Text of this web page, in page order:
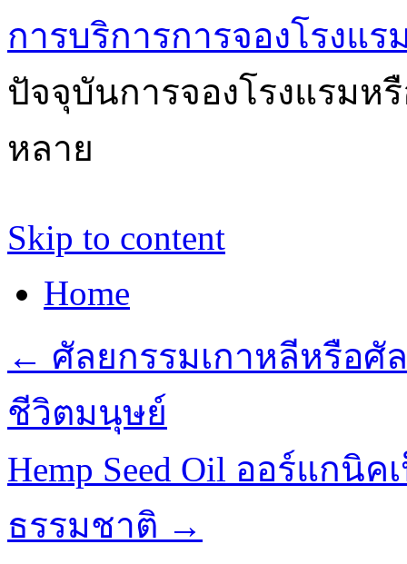
การบริการการจองโรงแ
ปัจจุบันการจองโรงแรมห
หลาย
Skip to content
Home
← ศัลยกรรมเกาหลีหรือศั
ชีวิตมนุษย์
Hemp Seed Oil ออร์แกนิ
ธรรมชาติ →